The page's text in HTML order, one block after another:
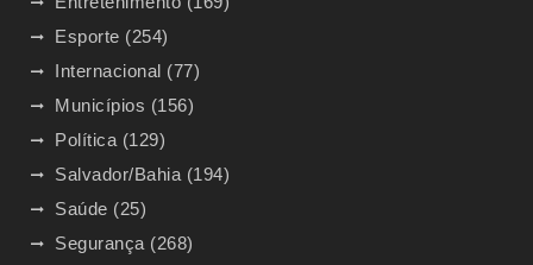
Esporte (254)
Internacional (77)
Municípios (156)
Política (129)
Salvador/Bahia (194)
Saúde (25)
Segurança (268)